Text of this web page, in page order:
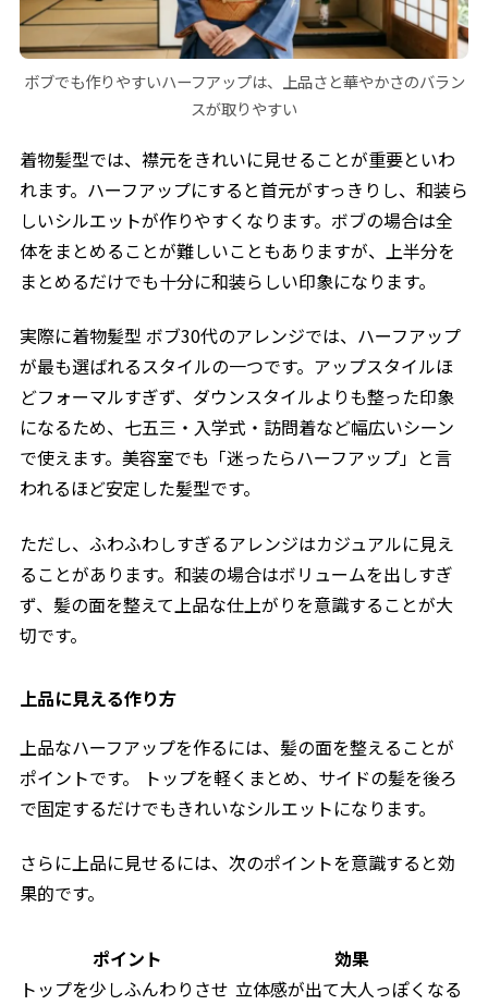
ボブでも作りやすいハーフアップは、上品さと華やかさのバラン
スが取りやすい
着物髪型では、襟元をきれいに見せることが重要といわ
れます。ハーフアップにすると首元がすっきりし、和装ら
しいシルエットが作りやすくなります。ボブの場合は全
体をまとめることが難しいこともありますが、上半分を
まとめるだけでも十分に和装らしい印象になります。
実際に着物髪型 ボブ30代のアレンジでは、ハーフアップ
が最も選ばれるスタイルの一つです。アップスタイルほ
どフォーマルすぎず、ダウンスタイルよりも整った印象
になるため、七五三・入学式・訪問着など幅広いシーン
で使えます。美容室でも「迷ったらハーフアップ」と言
われるほど安定した髪型です。
ただし、ふわふわしすぎるアレンジはカジュアルに見え
ることがあります。和装の場合はボリュームを出しすぎ
ず、髪の面を整えて上品な仕上がりを意識することが大
切です。
上品に見える作り方
上品なハーフアップを作るには、髪の面を整えることが
ポイントです。 トップを軽くまとめ、サイドの髪を後ろ
で固定するだけでもきれいなシルエットになります。
さらに上品に見せるには、次のポイントを意識すると効
果的です。
ポイント
効果
トップを少しふんわりさせ 立体感が出て大人っぽくなる